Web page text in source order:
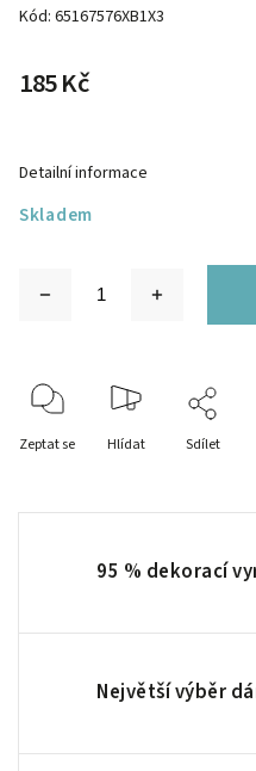
Kód: 65167576XB1X3
185 Kč
Skladem
Detailní informace
Zeptat se Hlídat Sdílet
95 % dekorací
Největší výběr